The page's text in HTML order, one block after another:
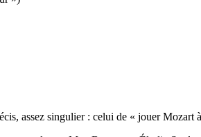
assez singulier : celui de « jouer Mozart